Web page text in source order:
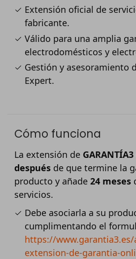
Extensión oficial de
fabricante.
Válido para una amplia
electrodomésticos y
Gestión y asesoramiento
Expert.
Cómo funciona
La extensión de GARANTÍA3
después de que termine la
producto y añade 24 meses
servicios.
Debe asociarla a su
cumplimentando el
https://www.garantia3.es/
extension-de-garantia-